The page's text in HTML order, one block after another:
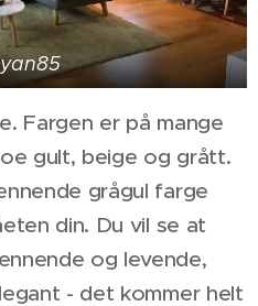
Fargen er på mange
gult, beige og grått.
grågul farge
din. Du vil se at
og levende,
- det kommer helt